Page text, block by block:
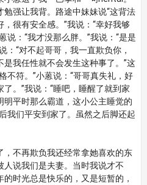
强让我背。路途中妹妹说“这背法
很有安全感。”我说：“幸好我够
说：“我才没那么胖。”我说：“是是
：“对不起哥哥，我一直欺负你，
我任性就不会发生这种事了。”这
不符。”小蒽说：“哥哥真失礼，好
。”我说：“睡吧，睡醒了就到家
平时那么霸道，这小公主睡觉的
我们平安到家了。虽然之后脚还起
不再欺负我还经常拿她喜欢的东
说我们是夫妻。当时我说才不
时光总是快乐的，又是短暂的，